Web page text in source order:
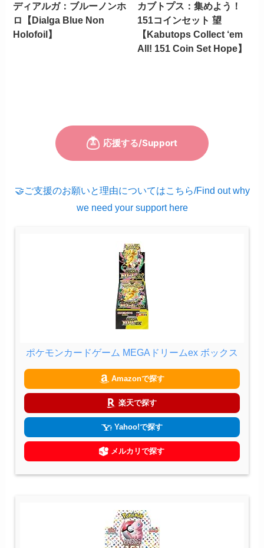
ディアルガ：ブルーノンホ
ロ【Dialga Blue Non
Holofoil】
カブトプス：集めよう！
151コインセット 望
【Kabutops Collect ‘em
All! 151 Coin Set Hope】
🤝ご支援のお願いと理由についてはこちら/Find out why
we need your support here
ポケモンカードゲーム MEGAドリームex ボックス
Amazonで探す
楽天で探す
Yahoo!で探す
メルカリで探す